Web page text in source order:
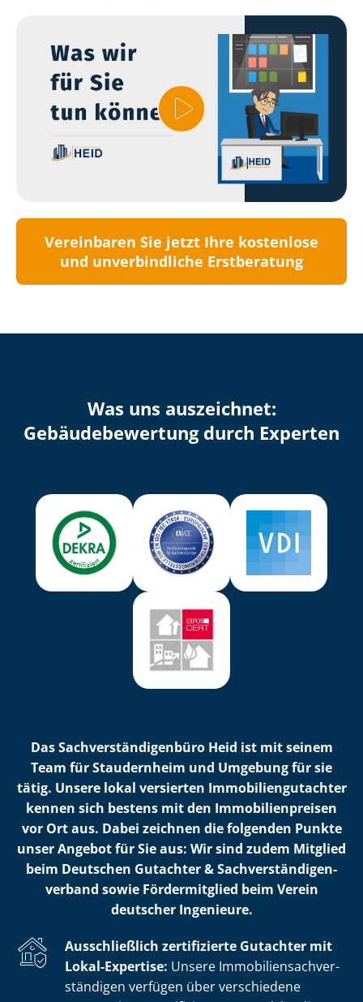
Vereinbaren Sie jetzt Ihre kostenlose
und unverbindliche Erstberatung
Was uns auszeichnet:
Ge­bäu­de­be­wer­tung durch Experten
Das Sach­ver­stän­di­gen­bü­ro Heid ist mit seinem
Team für Staudernheim und Umgebung für sie
tätig. Unsere lokal versierten Im­mo­bi­li­en­gut­ach­ter
kennen sich bestens mit den Im­mo­bi­li­en­prei­sen
vor Ort aus. Dabei zeichnen die folgenden Punkte
unser Angebot für Sie aus: Wir sind zudem Mitglied
beim Deutschen Gutachter & Sach­ver­stän­di­gen­
ver­band sowie Fördermitglied beim Verein
deutscher Ingenieure.
Ausschließlich zertifizierte Gutachter mit
Lokal-Expertise: Unsere Im­mo­bi­li­en­sach­ver­
stän­di­gen verfügen über verschiedene